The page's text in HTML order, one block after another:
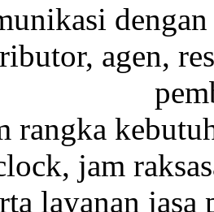
dengan
agen,
rangka
jam
layanan